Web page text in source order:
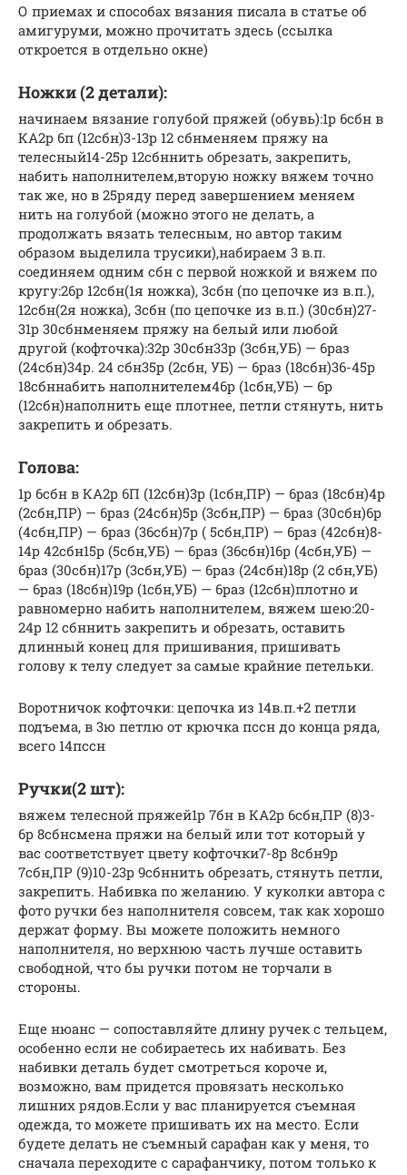
О приемах и способах вязания писала в статье об
амигуруми, можно прочитать здесь (ссылка
откроется в отдельно окне)
Ножки (2 детали):
начинаем вязание голубой пряжей (обувь):1р 6сбн в
КА2р 6п (12сбн)3-13р 12 сбнменяем пряжу на
телесный14-25р 12сбннить обрезать, закрепить,
набить наполнителем,вторую ножку вяжем точно
так же, но в 25ряду перед завершением меняем
нить на голубой (можно этого не делать, а
продолжать вязать телесным, но автор таким
образом выделила трусики),набираем 3 в.п.
соединяем одним сбн с первой ножкой и вяжем по
кругу:26р 12сбн(1я ножка), 3сбн (по цепочке из в.п.),
12сбн(2я ножка), 3сбн (по цепочке из в.п.) (30сбн)27-
31р 30сбнменяем пряжу на белый или любой
другой (кофточка):32р 30сбн33р (3сбн,УБ) — 6раз
(24сбн)34р. 24 сбн35р (2сбн, УБ) — 6раз (18сбн)36-45р
18сбннабить наполнителем46р (1сбн,УБ) — 6р
(12сбн)наполнить еще плотнее, петли стянуть, нить
закрепить и обрезать.
Голова:
1р 6сбн в КА2р 6П (12сбн)3р (1сбн,ПР) — 6раз (18сбн)4р
(2сбн,ПР) — 6раз (24сбн)5р (3сбн,ПР) — 6раз (30сбн)6р
(4сбн,ПР) — 6раз (36сбн)7р ( 5сбн,ПР) — 6раз (42сбн)8-
14р 42сбн15р (5сбн,УБ) — 6раз (36сбн)16р (4сбн,УБ) —
6раз (30сбн)17р (3сбн,УБ) — 6раз (24сбн)18р (2 сбн,УБ)
— 6раз (18сбн)19р (1сбн,УБ) — 6раз (12сбн)плотно и
равномерно набить наполнителем, вяжем шею:20-
24р 12 сбннить закрепить и обрезать, оставить
длинный конец для пришивания, пришивать
голову к телу следует за самые крайние петельки.
Воротничок кофточки: цепочка из 14в.п.+2 петли
подъема, в 3ю петлю от крючка пссн до конца ряда,
всего 14пссн
Ручки(2 шт):
вяжем телесной пряжей1р 7бн в КА2р 6сбн,ПР (8)3-
6р 8сбнсмена пряжи на белый или тот который у
вас соответствует цвету кофточки7-8р 8сбн9р
7сбн,ПР (9)10-23р 9сбннить обрезать, стянуть петли,
закрепить. Набивка по желанию. У куколки автора с
фото ручки без наполнителя совсем, так как хорошо
держат форму. Вы можете положить немного
наполнителя, но верхнюю часть лучше оставить
свободной, что бы ручки потом не торчали в
стороны.
Еще нюанс — сопоставляйте длину ручек с тельцем,
особенно если не собираетесь их набивать. Без
набивки деталь будет смотреться короче и,
возможно, вам придется провязать несколько
лишних рядов.Если у вас планируется съемная
одежда, то можете пришивать их на место. Если
будете делать не съемный сарафан как у меня, то
сначала переходите с сарафанчику, потом только к